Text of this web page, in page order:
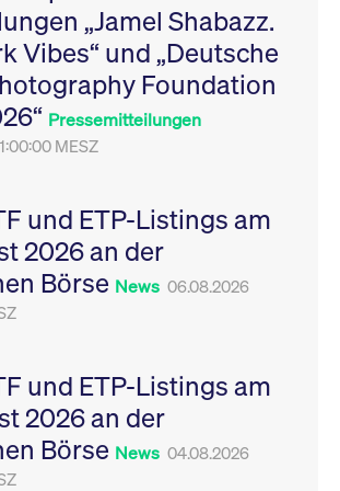
„Jamel Shabazz.
Vibes“ und „Deutsche
Foundation
Pressemitteilungen
MESZ
und ETP-Listings am
2026 an der
Börse News 06.08.2026
und ETP-Listings am
2026 an der
Börse News 04.08.2026
Leistung der Website
zu messen. Es handelt
sich um ein Muster-
Cookie, bei dem auf
das Präfix _pk_ses
eine kurze Reihe von
YouTube
.youtube.com
6
Monate
Dieses Cookie dient
Speicherung der
Einwilligungs- und
des Nutzers für ihre
Interaktion mit der
Sitzungen geehrt